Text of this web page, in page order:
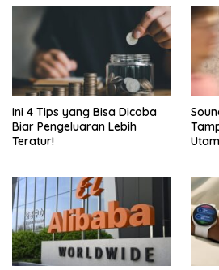
Ini 4 Tips yang Bisa Dicoba
Biar Pengeluaran Lebih
Teratur!